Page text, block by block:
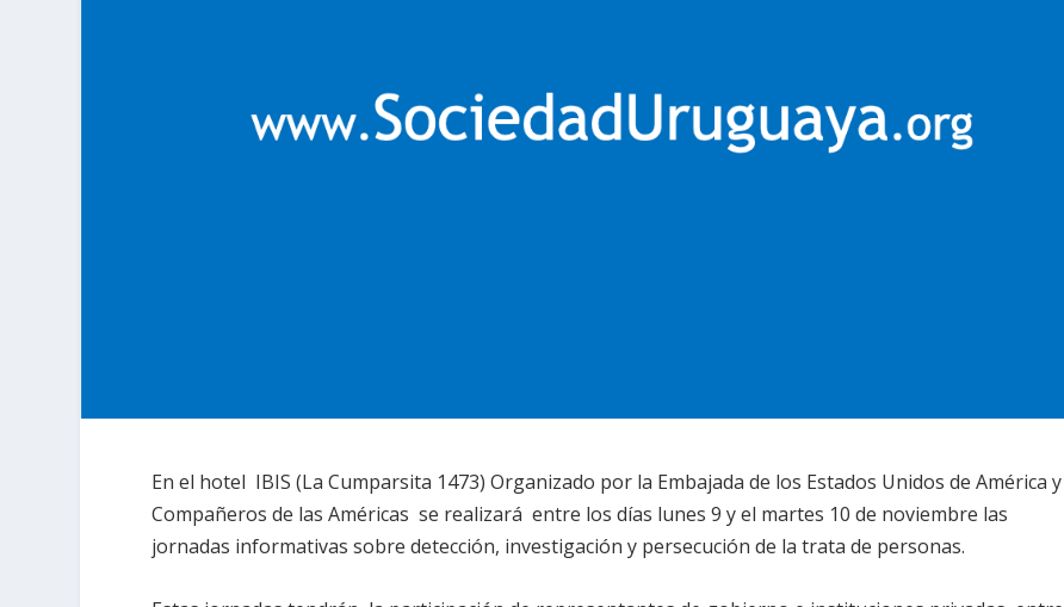
En el hotel IBIS (La Cumparsita 1473) Organizado por la Embajada de los Estados Unidos de América y
Compañeros de las Américas se realizará entre los días lunes 9 y el martes 10 de noviembre las
jornadas informativas sobre detección, investigación y persecución de la trata de personas.